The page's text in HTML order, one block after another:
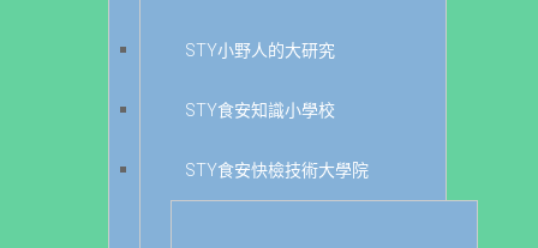
STY小野人的大研究
STY食安知識小學校
STY食安快檢技術大學院